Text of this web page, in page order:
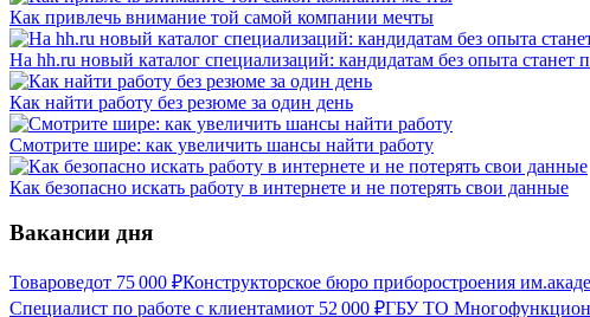
Как привлечь внимание той самой компании мечты
На hh.ru новый каталог специализаций: кандидатам без опыта станет
Как найти работу без резюме за один день
Смотрите шире: как увеличить шансы найти работу
Как безопасно искать работу в интернете и не потерять свои данные
Вакансии дня
Товароведот 75 000 ₽Конструкторское бюро приборостроения
Специалист по работе с клиентамиот 52 000 ₽ГБУ ТО